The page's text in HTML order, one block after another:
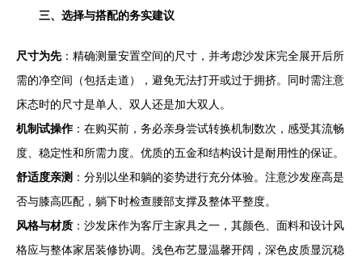
三、选择与搭配的务实建议
尺寸为先：精确测量安置空间的尺寸，并考虑沙发床完全展开后所
需的净空间（包括走道），避免无法打开或过于拥挤。同时需注意
床态时的尺寸是单人、双人还是加大双人。
机制试操作：在购买前，务必亲身尝试转换机制数次，感受其流畅
度、稳定性和所需力度。优质的五金和结构设计是耐用性的保证。
舒适度亲测 ：分别以坐和躺的姿势进行充分体验。注意沙发座高是
否与膝高匹配，躺下时检查腰部支撑及整体平整度。
风格与材质 ：沙发床作为客厅主家具之一，其颜色、面料和设计风
格应与整体家居装修协调。浅色布艺显温馨开阔，深色皮质显沉稳